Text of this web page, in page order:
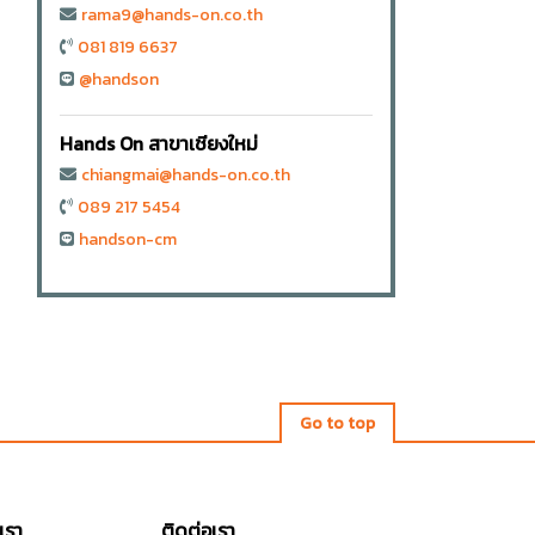
rama9@hands-on.co.th
081 819 6637
@handson
Hands On สาขาเชียงใหม่
chiangmai@hands-on.co.th
089 217 5454
handson-cm
Go to top